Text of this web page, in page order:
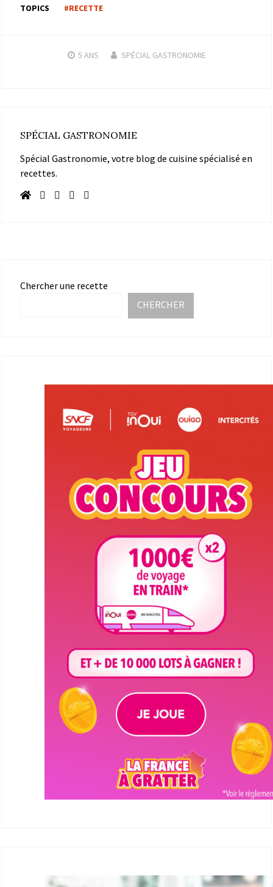
TOPICS #RECETTE
5 ANS SPÉCIAL GASTRONOMIE
SPÉCIAL GASTRONOMIE
Spécial Gastronomie, votre blog de cuisine spécialisé en
recettes.
Chercher une recette
CHERCHER